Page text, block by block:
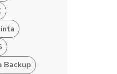
Backup